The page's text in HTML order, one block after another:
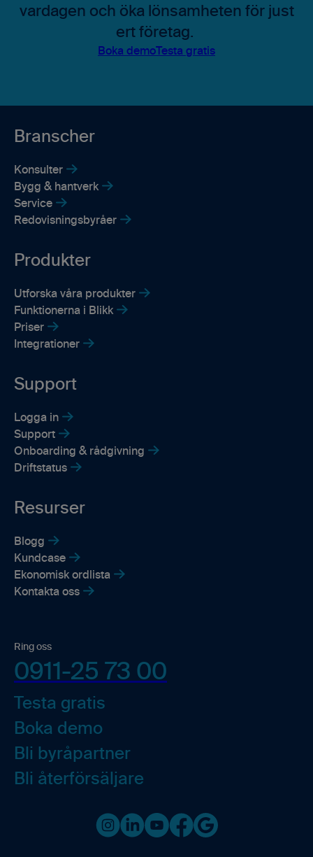
vardagen och öka lönsamheten för just
ert företag.
Boka demo Testa gratis
Branscher
Konsulter
Bygg & hantverk
Service
Redovisningsbyråer
Produkter
Utforska våra produkter
Funktionerna i Blikk
Priser
Integrationer
Support
Logga in
Support
Onboarding & rådgivning
Driftstatus
Resurser
Blogg
Kundcase
Ekonomisk ordlista
Kontakta oss
Ring oss
0911-25 73 00
Testa gratis
Boka demo
Bli byråpartner
Bli återförsäljare
Instagram
LinkedInYoutubeFacebookGoogle business